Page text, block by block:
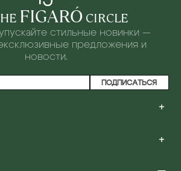
+
+
FIGARÓ CIRCLE
стильные новинки —
предложения и
новости.
ПОДПИСАТЬСЯ